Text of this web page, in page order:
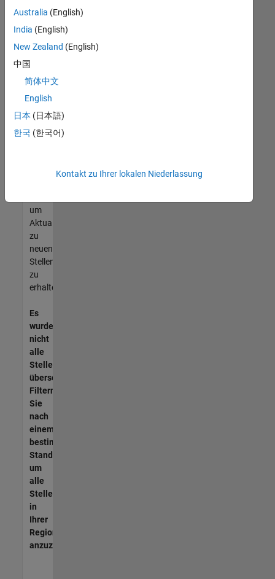
keine
offenen
Stellen
können,
die
Ihren
entsprechen,
werden
unseres
um
Aktualisierungen
zu
neuen
Stellenangeboten
zu
erhalten.
Es
wurden
nicht
alle
Stellen
übersetzt.
Filtern
Sie
nach
einem
bestimmten
Standort,
um
alle
Stellenangebote
in
Ihrer
Region
anzuzeigen.
Australia (English)
India (English)
New Zealand (English)
中国
简体中文
English
日本 (日本語)
한국 (한국어)
Kontakt zu Ihrer lokalen Niederlassung